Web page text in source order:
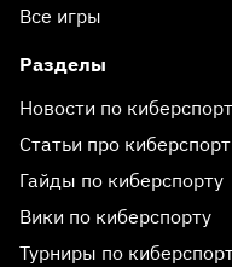
Все игры
Разделы
Новости по
Статьи про киберспорт
Гайды по киберспорту
Вики по киберспорту
Турниры по